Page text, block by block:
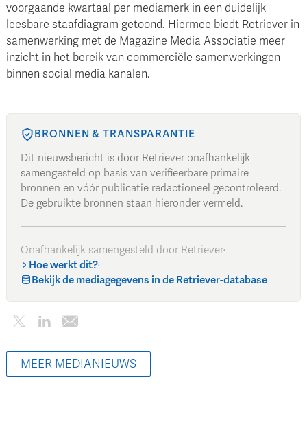
voorgaande kwartaal per mediamerk in een duidelijk
leesbare staafdiagram getoond. Hiermee biedt Retriever in
samenwerking met de Magazine Media Associatie meer
inzicht in het bereik van commerciële samenwerkingen
binnen social media kanalen.
BRONNEN & TRANSPARANTIE
Dit nieuwsbericht is door Retriever onafhankelijk
samengesteld op basis van verifieerbare primaire
bronnen en vóór publicatie redactioneel gecontroleerd.
De gebruikte bronnen staan hieronder vermeld.
Onafhankelijk samengesteld door Retriever·
Hoe werkt dit?·
Bekijk de mediagegevens in de Retriever-database
MEER MEDIANIEUWS